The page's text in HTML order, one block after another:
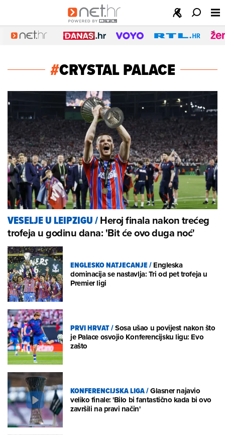
#CRYSTAL PALACE
VESELJE U LEIPZIGU/Heroj finala nakon trećeg
trofeja u godinu dana: 'Bit će ovo duga noć'
ENGLESKO NATJECANJE/Engleska
dominacija se nastavlja: Tri od pet trofeja u
Premier ligi
PRVI HRVAT/Sosa ušao u povijest nakon što
je Palace osvojio Konferencijsku ligu: Evo
zašto
KONFERENCIJSKA LIGA/Glasner najavio
veliko finale: 'Bilo bi fantastično kada bi ovo
završili na pravi način'